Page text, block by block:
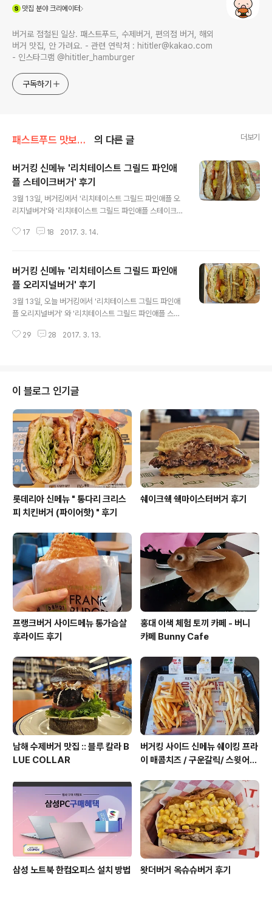
맛집 분야 크리에이터
버거로 점철된 일상. 패스트푸드, 수제버거, 편의점 버거, 해외
버거 맛집, 안 가려요. - 관련 연락처 : hititler@kakao.com
- 인스타그램 @hititler_hamburger
구독하기
패스트푸드 맛보기/버거킹 의 다른 글 더보기
버거킹 신메뉴 '리치테이스트 그릴드 파인애
플 스테이크버거' 후기
3월 13일, 버거킹에서 '리치테이스트 그릴드 파인애플 오
리지널버거'와 '리치테이스트 그릴드 파인애플 스테이크버
뉴 '리치테이스트 그릴드 파인애플 오리지널버거' 후기 리
트 9,300원이에요.칼로리는 단품 기준 760kcal, 세트 11
95kcal 입니다.카카오톡 플러스친구에서 3월 13일부터 1
9일까지 1주일간 사용할 수 있는 무료 세트 업그레이드 쿠
폰을 다운받을 수 있습니다.리치테이스트 그릴드 파인애플
애플을 추가할 수 있어요. 사이즈는 다음과 같아요.리치테
17 18 2017. 3. 14.
버거킹 신메뉴 '리치테이스트 그릴드 파인애
플 오리지널버거' 후기
3월 13일, 오늘 버거킹에서 '리치테이스트 그릴드 파인애
플 오리지널버거' 와 '리치테이스트 그릴드 파인애플 스테
테이스트 콰트로치즈 스테이크버거' 는 단종되었습니다.
그릴드 파인애플 오리지널버거 세트 리치테이스트 그릴드
파인애플 버거의 가겨은 단품 6,300원, 세트 8,300원이
에요.칼로리는 단품 기준 687kcl, 세트 1122kcal 입니다
이 제품은 일단 이름이 엄청 길어요.지난 달에 출시되었던
리치테이스트 콰트로치즈 스테이크버거도 이름이 길다고
생각했는데, 이번에는 더 기네요..
29 28 2017. 3. 13.
이 블로그 인기글
롯데리아 신메뉴 " 통다리 크리스
피 치킨버거 (파이어핫) " 후기
쉐이크쉑 쉑마이스터버거 후기
프랭크버거 사이드메뉴 통가슴살
후라이드 후기
홍대 이색 체험 토끼 카페 - 버니
카페 Bunny Cafe
남해 수제버거 맛집 :: 블루 칼라 B
LUE COLLAR
버거킹 사이드 신메뉴 쉐이킹 프라
이 매콤치즈 / 구운갈릭/ 스윗어니
삼성 노트북 한컴오피스 설치 방법 왓더버거 옥슈슈버거 후기